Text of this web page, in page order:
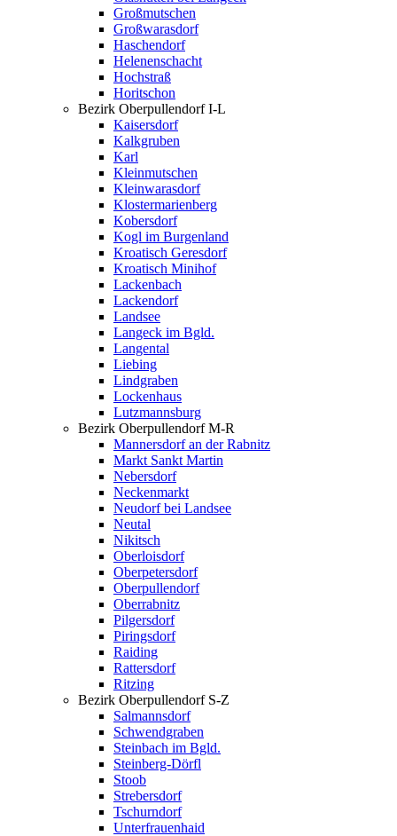
Großmutschen
Großwarasdorf
Haschendorf
Helenenschacht
Hochstraß
Horitschon
Bezirk Oberpullendorf I-L
Kaisersdorf
Kalkgruben
Karl
Kleinmutschen
Kleinwarasdorf
Klostermarienberg
Kobersdorf
Kogl im Burgenland
Kroatisch Geresdorf
Kroatisch Minihof
Lackenbach
Lackendorf
Landsee
Langeck im Bgld.
Langental
Liebing
Lindgraben
Lockenhaus
Lutzmannsburg
Bezirk Oberpullendorf M-R
Mannersdorf an der Rabnitz
Markt Sankt Martin
Nebersdorf
Neckenmarkt
Neudorf bei Landsee
Neutal
Nikitsch
Oberloisdorf
Oberpetersdorf
Oberpullendorf
Oberrabnitz
Pilgersdorf
Piringsdorf
Raiding
Rattersdorf
Ritzing
Bezirk Oberpullendorf S-Z
Salmannsdorf
Schwendgraben
Steinbach im Bgld.
Steinberg-Dörfl
Stoob
Strebersdorf
Tschurndorf
Unterfrauenhaid